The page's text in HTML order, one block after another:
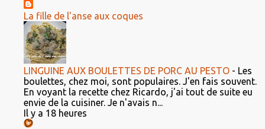
La fille de l'anse aux coques
LINGUINE AUX BOULETTES DE PORC AU PESTO - Les
boulettes, chez moi, sont populaires. J'en fais souvent.
En voyant la recette chez Ricardo, j'ai tout de suite eu
envie de la cuisiner. Je n'avais n...
Il y a 18 heures